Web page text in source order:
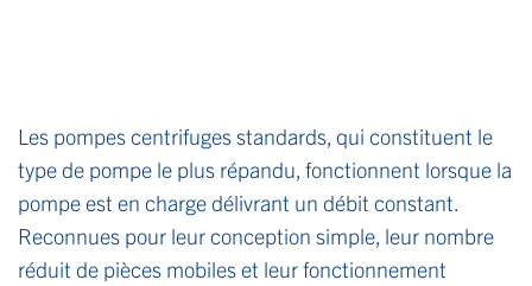
Les pompes centrifuges standards, qui constituent le
type de pompe le plus répandu, fonctionnent lorsque la
pompe est en charge délivrant un débit constant.
Reconnues pour leur conception simple, leur nombre
réduit de pièces mobiles et leur fonctionnement